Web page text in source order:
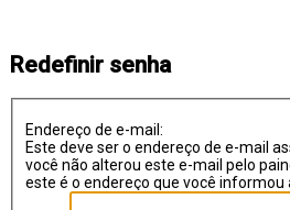
Redefinir senha
Endereço de e-mail:
Este deve ser o endereço de e-mail
você não alterou este e-mail pelo
este é o endereço que você informou